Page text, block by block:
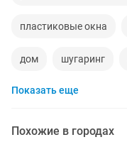
пластиковые окна
дом шугаринг
ремонт телевизоров
Показать еще
Похожие в городах